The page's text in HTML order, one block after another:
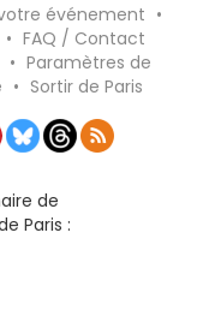
événement •
• FAQ / Contact
• Paramètres de
• Sortir de Paris
de
Paris :